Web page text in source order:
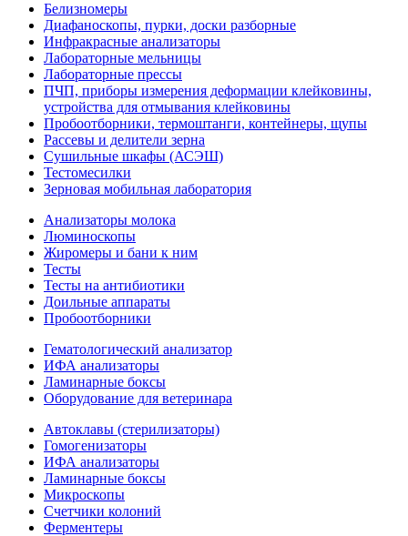
Белизномеры
Диафаноскопы, пурки, доски разборные
Инфракрасные анализаторы
Лабораторные мельницы
Лабораторные прессы
ПЧП, приборы измерения деформации клейковины,
устройства для отмывания клейковины
Пробоотборники, термоштанги, контейнеры, щупы
Рассевы и делители зерна
Сушильные шкафы (АСЭШ)
Тестомесилки
Зерновая мобильная лаборатория
Анализаторы молока
Люминоскопы
Жиромеры и бани к ним
Тесты
Тесты на антибиотики
Доильные аппараты
Пробоотборники
Гематологический анализатор
ИФА анализаторы
Ламинарные боксы
Оборудование для ветеринара
Автоклавы (стерилизаторы)
Гомогенизаторы
ИФА анализаторы
Ламинарные боксы
Микроскопы
Счетчики колоний
Ферментеры